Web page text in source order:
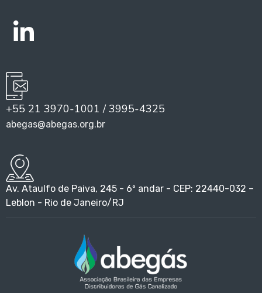
+55 21 3970-1001 / 3995-4325
abegas@abegas.org.br
Av. Ataulfo de Paiva, 245 - 6º andar - CEP: 22440-032 –
Leblon - Rio de Janeiro/RJ